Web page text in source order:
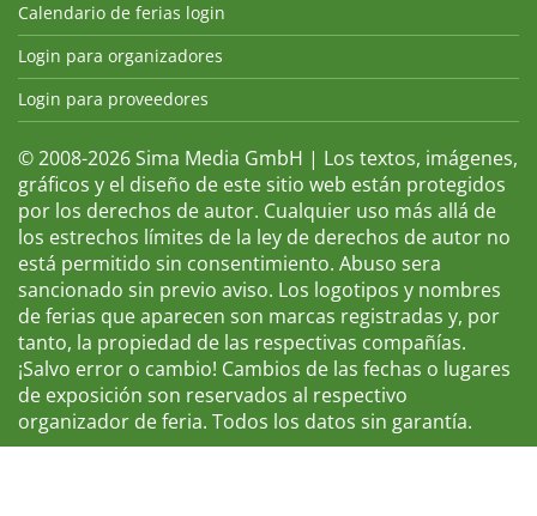
Calendario de ferias login
Login para organizadores
Login para proveedores
© 2008-2026 Sima Media GmbH | Los textos, imágenes,
gráficos y el diseño de este sitio web están protegidos
por los derechos de autor. Cualquier uso más allá de
los estrechos límites de la ley de derechos de autor no
está permitido sin consentimiento. Abuso sera
sancionado sin previo aviso. Los logotipos y nombres
de ferias que aparecen son marcas registradas y, por
tanto, la propiedad de las respectivas compañías.
¡Salvo error o cambio! Cambios de las fechas o lugares
de exposición son reservados al respectivo
organizador de feria. Todos los datos sin garantía.